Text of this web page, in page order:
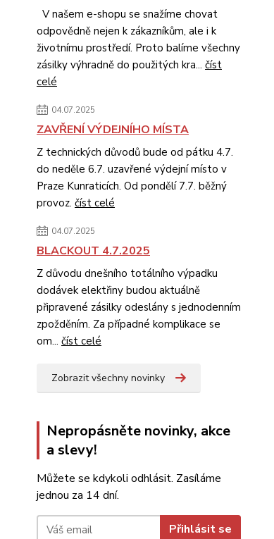
V našem e-shopu se snažíme chovat
odpovědně nejen k zákazníkům, ale i k
životnímu prostředí. Proto balíme všechny
zásilky výhradně do použitých kra... číst
celé
04.07.2025
ZAVŘENÍ VÝDEJNÍHO MÍSTA
Z technických důvodů bude od pátku 4.7.
do neděle 6.7. uzavřené výdejní místo v
Praze Kunraticích. Od pondělí 7.7. běžný
provoz. číst celé
04.07.2025
BLACKOUT 4.7.2025
Z důvodu dnešního totálního výpadku
dodávek elektřiny budou aktuálně
připravené zásilky odeslány s jednodenním
zpožděním. Za případné komplikace se
om... číst celé
Zobrazit všechny novinky
Nepropásněte novinky, akce
a slevy!
Můžete se kdykoli odhlásit. Zasíláme
jednou za 14 dní.
Přihlásit se